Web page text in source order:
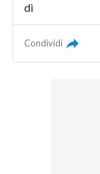
di
Condividi